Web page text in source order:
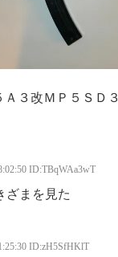
３改ＭＰ５ＳＤ３
ID:TBqWAa3wT
ざまを見た
ID:zH5SfHKlT